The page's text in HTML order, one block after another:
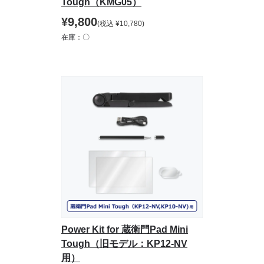
Tough（KMG05）
¥9,800(税込 ¥10,780)
在庫：〇
Power Kit for 蔵衛門Pad Mini
Tough（旧モデル：KP12-NV
用）